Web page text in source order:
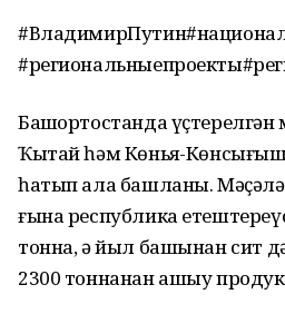
Башҡортостанда
Ҡытай һәм Көньяҡ-
һатып ала башланы.
ғына республика
тонна, ә йыл башынан сит
2300 тоннанан ашыу